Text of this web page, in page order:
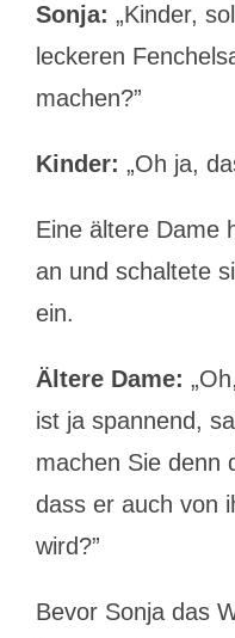
Sonja: „Kinder,
leckeren
machen?”
Kinder: „Oh ja,
Eine ältere Dame
an und schaltete
ein.
Ältere Dame:
ist ja spannend,
machen Sie denn
dass er auch von
wird?”
Bevor Sonja das